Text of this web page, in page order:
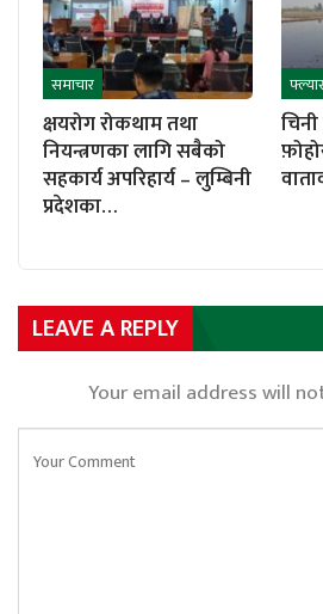
समाचार
क्षयरोग रोकथाम तथा
नियन्त्रणका लागि सबैको
सहकार्य अपरिहार्य – लुम्बिनी
प्रदेशका…
LEAVE A REPLY
Your email address will